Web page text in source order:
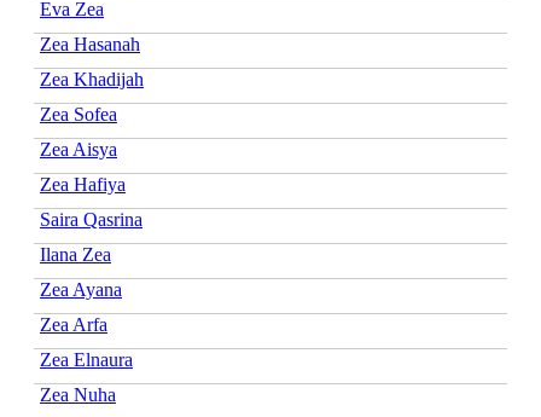
Eva Zea
Zea Hasanah
Zea Khadijah
Zea Sofea
Zea Aisya
Zea Hafiya
Saira Qasrina
Ilana Zea
Zea Ayana
Zea Arfa
Zea Elnaura
Zea Nuha